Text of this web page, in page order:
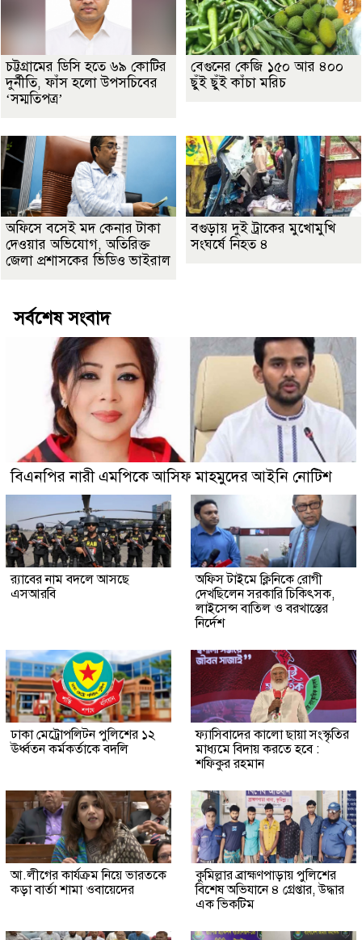
চট্টগ্রামের ডিসি হতে ৬৯ কোটির
দুর্নীতি, ফাঁস হলো উপসচিবের
‘সম্মতিপত্র’
বেগুনের কেজি ১৫০ আর ৪০০
ছুঁই ছুঁই কাঁচা মরিচ
অফিসে বসেই মদ কেনার টাকা
দেওয়ার অভিযোগ, অতিরিক্ত
জেলা প্রশাসকের ভিডিও ভাইরাল
বগুড়ায় দুই ট্রাকের মুখোমুখি
সংঘর্ষে নিহত ৪
সর্বশেষ সংবাদ
বিএনপির নারী এমপিকে আসিফ মাহমুদের আইনি নোটিশ
র‍্যাবের নাম বদলে আসছে
এসআরবি
অফিস টাইমে ক্লিনিকে রোগী
দেখছিলেন সরকারি চিকিৎসক,
লাইসেন্স বাতিল ও বরখাস্তের
নির্দেশ
ঢাকা মেট্রোপলিটন পুলিশের ১২
ঊর্ধ্বতন কর্মকর্তাকে বদলি
ফ্যাসিবাদের কালো ছায়া সংস্কৃতির
মাধ্যমে বিদায় করতে হবে :
শফিকুর রহমান
আ.লীগের কার্যক্রম নিয়ে ভারতকে
কড়া বার্তা শামা ওবায়েদের
কুমিল্লার ব্রাহ্মণপাড়ায় পুলিশের
বিশেষ অভিযানে ৪ গ্রেপ্তার, উদ্ধার
এক ভিকটিম